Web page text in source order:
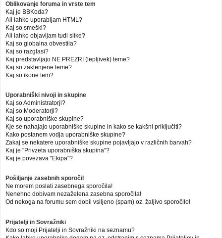
Oblikovanje foruma in vrste tem
Kaj je BBKoda?
Ali lahko uporabljam HTML?
Kaj so smeški?
Ali lahko objavljam tudi slike?
Kaj so globalna obvestila?
Kaj so razglasi?
Kaj predstavljajo NE PREZRI (lepljivek) teme?
Kaj so zaklenjene teme?
Kaj so ikone tem?
Uporabniški nivoji in skupine
Kaj so Administratorji?
Kaj so Moderatorji?
Kaj so uporabniške skupine?
Kje se nahajajo uporabniške skupine in kako se kakšni priključiti?
Kako postanem vodja uporabniške skupine?
Zakaj se nekatere uporabniške skupine pojavljajo v različnih barvah?
Kaj je "Privzeta uporabniška skupina"?
Kaj je povezava "Ekipa"?
Pošiljanje zasebnih sporočil
Ne morem poslati zasebnega sporočila!
Nenehno dobivam nezaželena zasebna sporočila!
Od nekoga na forumu sem dobil vsiljeno (spam) oz. žaljivo sporočilo!
Prijatelji in Sovražniki
Kdo so moji Prijatelji in Sovražniki na seznamu?